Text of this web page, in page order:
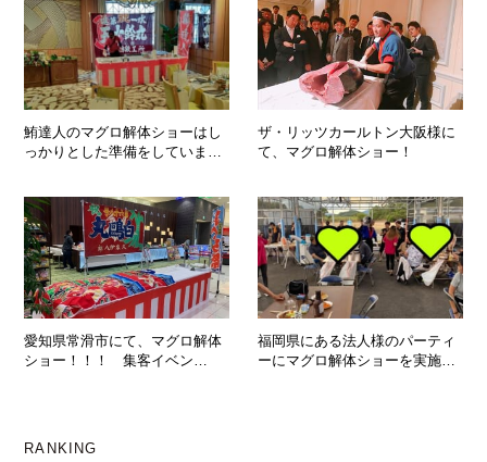
鮪達人のマグロ解体ショーはし
っかりとした準備をしていま
ザ・リッツカールトン大阪様に
て、マグロ解体ショー！
愛知県常滑市にて、マグロ解体
ショー！！！ 集客イベン
福岡県にある法人様のパーティ
ーにマグロ解体ショーを実施し
RANKING